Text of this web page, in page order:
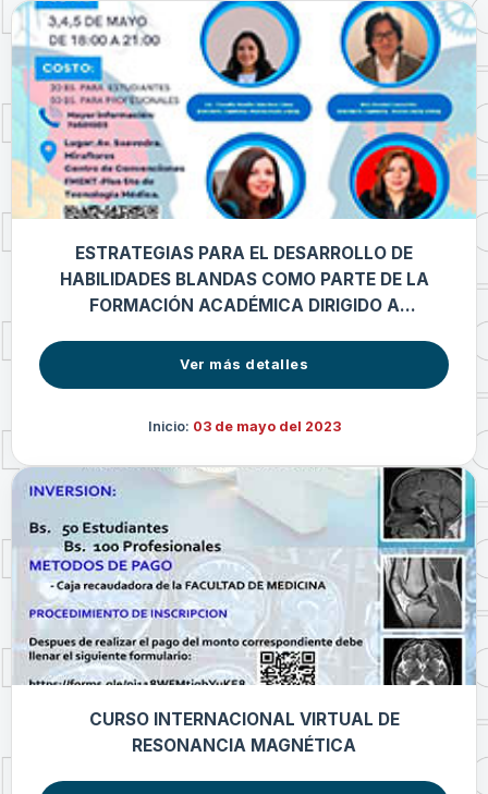
ESTRATEGIAS PARA EL DESARROLLO DE
HABILIDADES BLANDAS COMO PARTE DE LA
FORMACIÓN ACADÉMICA DIRIGIDO A
Ver más detalles
Inicio: 03 de mayo del 2023
CURSO INTERNACIONAL VIRTUAL DE
RESONANCIA MAGNÉTICA